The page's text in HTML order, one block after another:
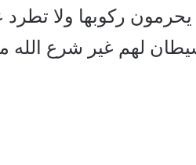
ركوبها ولا
لهم غير شرع